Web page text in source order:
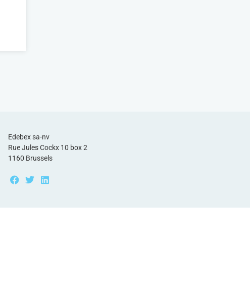
Edebex sa-nv
Rue Jules Cockx 10 box 2
1160 Brussels